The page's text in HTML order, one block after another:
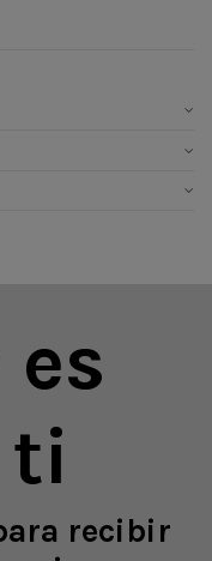
ti
recibir